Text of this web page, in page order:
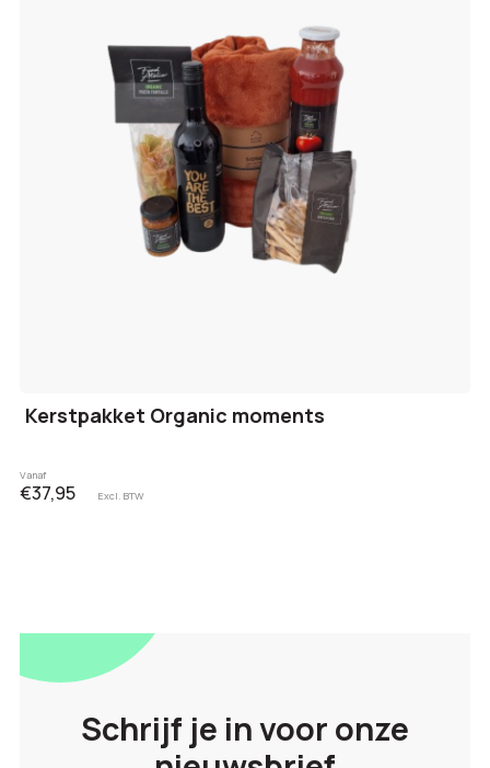
Kerstpakket Organic moments
Vanaf
€37,95 Excl. BTW
Schrijf je in voor onze